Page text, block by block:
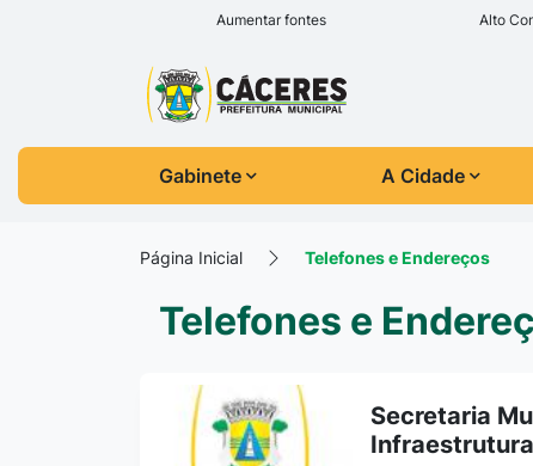
Seção de atalhos
Ir para o conteúdo [alt+1]
Ir para a busca [alt+3]
Ir para o rodapé [alt+4]
Aumentar fontes Alto
Seção do menu
Gabinete A Cidade
Página Inicial Telefones e Endereços
Telefones e
Secretaria